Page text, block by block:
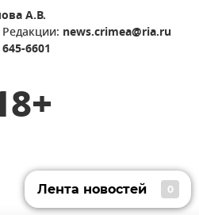
А.В.
news.crimea@ria.ru
6601
Лента новостей 0
новостей